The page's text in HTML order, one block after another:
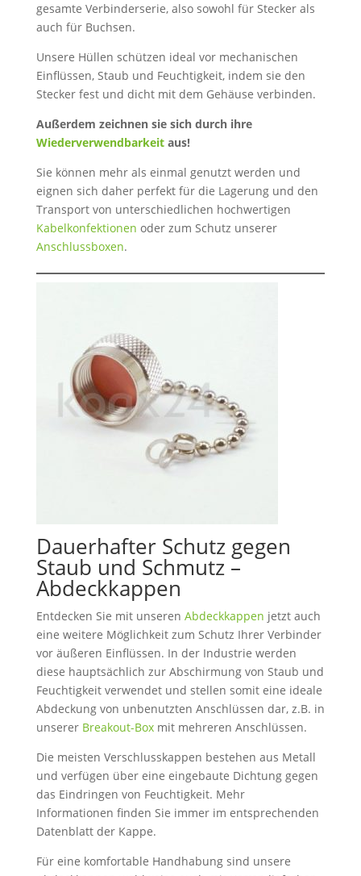
gesamte Verbinderserie, also sowohl für Stecker als
auch für Buchsen.
Unsere Hüllen schützen ideal vor mechanischen
Einflüssen, Staub und Feuchtigkeit, indem sie den
Stecker fest und dicht mit dem Gehäuse verbinden.
Außerdem zeichnen sie sich durch ihre
Wiederverwendbarkeitaus!
Sie können mehr als einmal genutzt werden und
eignen sich daher perfekt für die Lagerung und den
Transport von unterschiedlichen hochwertigen
Kabelkonfektionen oder zum Schutz unserer
Anschlussboxen.
Dauerhafter Schutz gegen
Staub und Schmutz –
Abdeckkappen
Entdecken Sie mit unseren Abdeckkappen jetzt auch
eine weitere Möglichkeit zum Schutz Ihrer Verbinder
vor äußeren Einflüssen. In der Industrie werden
diese hauptsächlich zur Abschirmung von Staub und
Feuchtigkeit verwendet und stellen somit eine ideale
Abdeckung von unbenutzten Anschlüssen dar, z.B. in
unserer Breakout-Boxmit mehreren Anschlüssen.
Die meisten Verschlusskappen bestehen aus Metall
und verfügen über eine eingebaute Dichtung gegen
das Eindringen von Feuchtigkeit. Mehr
Informationen finden Sie immer im entsprechenden
Datenblatt der Kappe.
Für eine komfortable Handhabung sind unsere